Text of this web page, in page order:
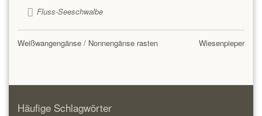
Fluss-Seeschwalbe
Wiesenpieper
Weißwangengänse / Nonnengänse rasten
Häufige Schlagwörter